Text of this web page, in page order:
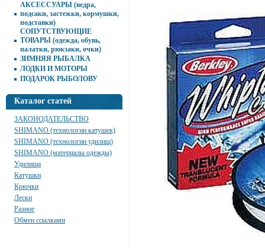
АКСЕССУАРЫ (ведра,
подсаки, застежки, кормушки,
подставки)
СОПУТСТВУЮЩИЕ
ТОВАРЫ (одежда, обувь,
палатки, рюкзаки, очки)
ЗИМНЯЯ РЫБАЛКА
ЛОДКИ И МОТОРЫ
ПОДАРОК РЫБОЛОВУ
Каталог статей
ЗАКОНОДАТЕЛЬСТВО
SHIMANO (технологии катушек)
SHIMANO (технологии удилищ)
SHIMANO (материалы одежды)
Удилища
Катушки
Крючки
Лески
Разное
Обмен ссылками